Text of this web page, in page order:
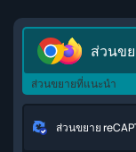
ส่วนข
ส่วนขยายที่แนะนำ
ส่วนขยาย